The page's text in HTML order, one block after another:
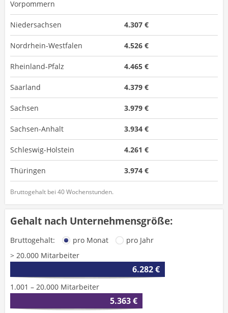
Vorpommern
Niedersachsen 4.307 €
Nordrhein-Westfalen 4.526 €
Rheinland-Pfalz 4.465 €
Saarland 4.379 €
Sachsen 3.979 €
Sachsen-Anhalt 3.934 €
Schleswig-Holstein 4.261 €
Thüringen 3.974 €
Bruttogehalt bei 40 Wochenstunden.
Gehalt nach Unternehmensgröße:
Bruttogehalt: pro Monat
pro Jahr
> 20.000 Mitarbeiter
6.282 €
1.001 – 20.000 Mitarbeiter
5.363 €